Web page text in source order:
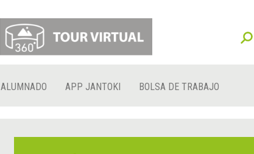
ALUMNADO APP JANTOKI BOLSA DE TRABAJO